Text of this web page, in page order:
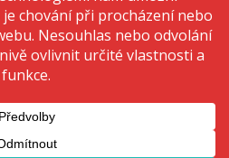
ovlivnit určité vlastnosti a funkce.
Přijmout
Odmítnout
předvolby